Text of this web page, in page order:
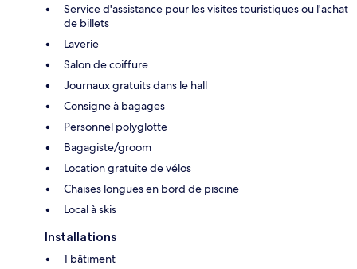
Service d'assistance pour les visites touristiques ou l'achat
de billets
Laverie
Salon de coiffure
Journaux gratuits dans le hall
Consigne à bagages
Personnel polyglotte
Bagagiste/groom
Location gratuite de vélos
Chaises longues en bord de piscine
Local à skis
Installations
1 bâtiment